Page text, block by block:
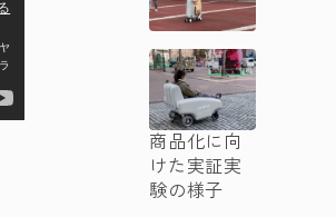
商品化に向
けた実証実
験の様子